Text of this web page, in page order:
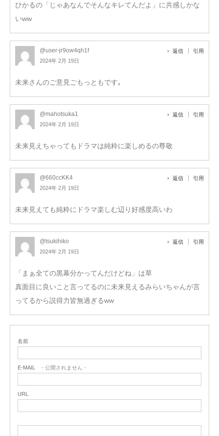
ひかるの「じゃあなんでそんなキレてんだよ」に共感しかな
いww
@user-jr9ow4qh1f
2024年 2月 19日
返信 引用
未来さんのご意見ごもっともです｡
@mahotsuka1
2024年 2月 19日
返信 引用
未来見えちゃってもドラマは純粋に楽しめるの尊敬
@660ccKK4
2024年 2月 19日
返信 引用
未来見えても純粋にドラマ楽しむ辺り好感度高いわ
@tsukihiko
2024年 2月 19日
返信 引用
「まぁ全ての黒幕分かってんだけどね」は草
真面目に良いこと言ってるのに未来見えるみらいちゃんが言
ってるから説得力皆無過ぎるww
名前
E-MAIL - 公開されません -
URL